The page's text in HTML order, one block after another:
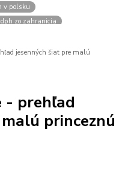
v polsku
zo zahranicia
deti
pre dievčatá
Star Wars
by malo batoľa meniť posteľ?
jesenných šiat pre malú
- prehľad
princeznú